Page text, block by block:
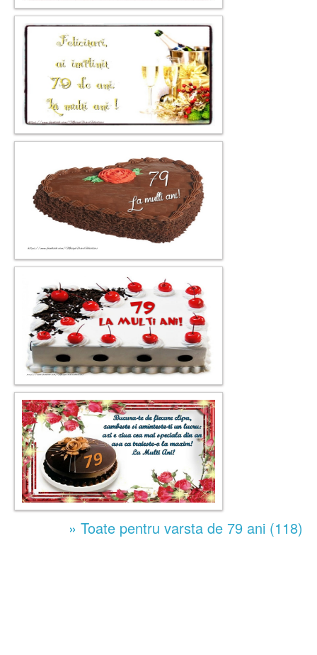
» Toate pentru varsta de 79 ani (118)